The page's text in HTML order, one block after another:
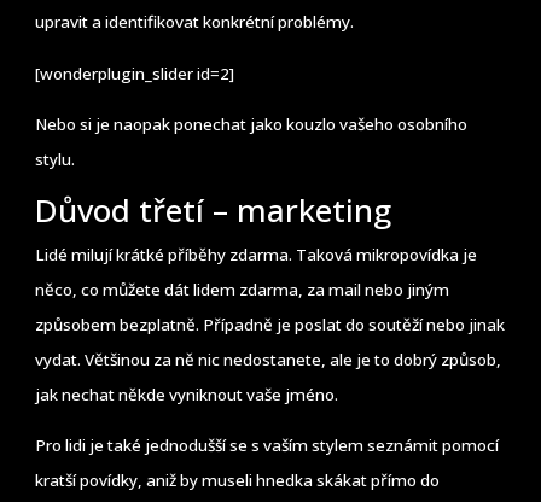
upravit a identifikovat konkrétní problémy.
[wonderplugin_slider id=2]
Nebo si je naopak ponechat jako kouzlo vašeho osobního
stylu.
Důvod třetí – marketing
Lidé milují krátké příběhy zdarma. Taková mikropovídka je
něco, co můžete dát lidem zdarma, za mail nebo jiným
způsobem bezplatně. Případně je poslat do soutěží nebo jinak
vydat. Většinou za ně nic nedostanete, ale je to dobrý způsob,
jak nechat někde vyniknout vaše jméno.
Pro lidi je také jednodušší se s vaším stylem seznámit pomocí
kratší povídky, aniž by museli hnedka skákat přímo do